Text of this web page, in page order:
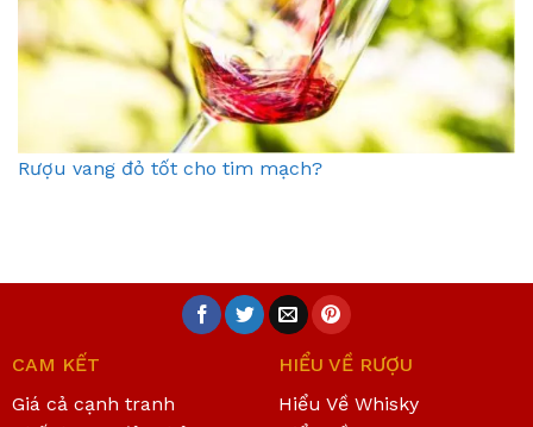
Rượu vang đỏ tốt cho tim mạch?
CAM KẾT
Giá cả cạnh tranh
HIỂU VỀ RƯỢU
Hiểu Về Whisky